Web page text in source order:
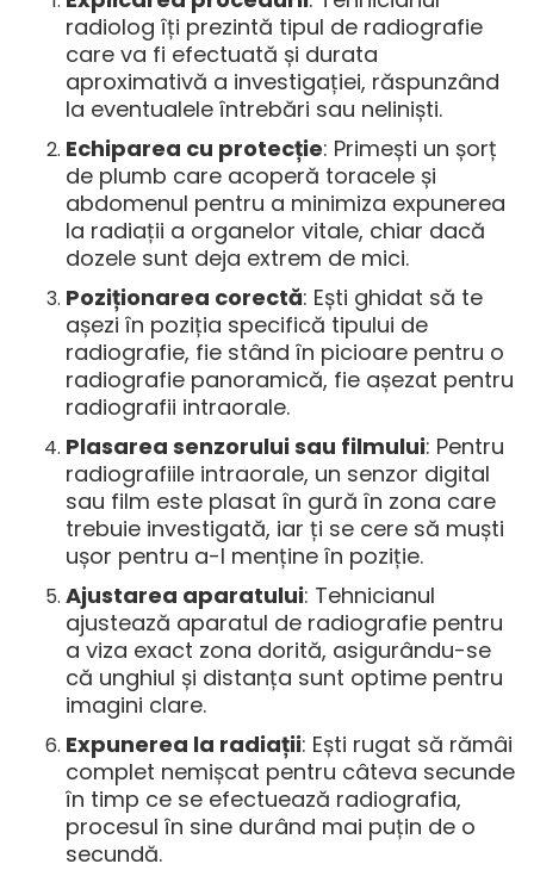
radiolog îți prezintă tipul de radiografie
care va fi efectuată și durata
aproximativă a investigației, răspunzând
la eventualele întrebări sau neliniști.
Echiparea cu protecție: Primești un șorț
de plumb care acoperă toracele și
abdomenul pentru a minimiza expunerea
la radiații a organelor vitale, chiar dacă
dozele sunt deja extrem de mici.
Poziționarea corectă: Ești ghidat să te
așezi în poziția specifică tipului de
radiografie, fie stând în picioare pentru o
radiografie panoramică, fie așezat pentru
radiografii intraorale.
Plasarea senzorului sau filmului: Pentru
radiografiile intraorale, un senzor digital
sau film este plasat în gură în zona care
trebuie investigată, iar ți se cere să muști
ușor pentru a-l menține în poziție.
Ajustarea aparatului: Tehnicianul
ajustează aparatul de radiografie pentru
a viza exact zona dorită, asigurându-se
că unghiul și distanța sunt optime pentru
imagini clare.
Expunerea la radiații: Ești rugat să rămâi
complet nemișcat pentru câteva secunde
în timp ce se efectuează radiografia,
procesul în sine durând mai puțin de o
secundă.